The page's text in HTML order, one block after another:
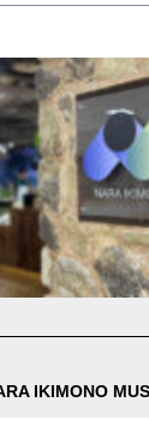
IKIMONO